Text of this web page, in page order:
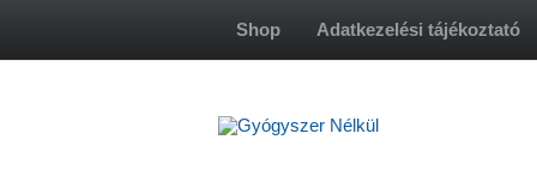
Shop Adatkezelési tájékoztató